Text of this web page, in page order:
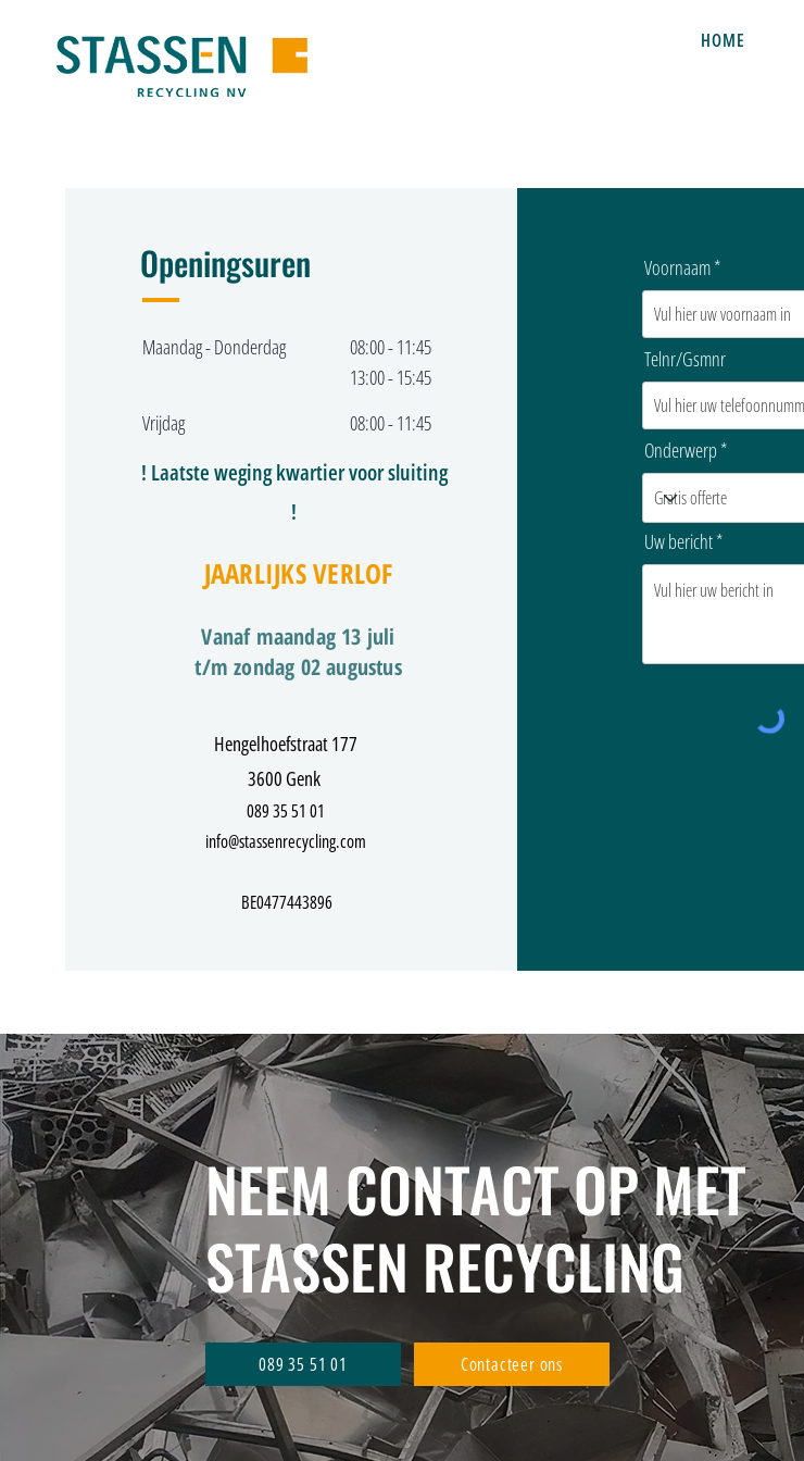
HOME
Openingsuren
Maandag - Donderdag
08:00 - 11:45
13:00 - 15:45
Vrijdag
08:00 - 11:45
! Laatste weging kwartier voor sluiting
!
JAARLIJKS VERLOF
Vanaf maandag 13 juli
t/m zondag 02 augustus
Hengelhoefstraat 177
3600 Genk
089 35 51 01
info@stassenrecycling.com
BE0477443896
Voornaam
Telnr/Gsmnr
Onderwerp
Uw bericht
NEEM CONTACT OP MET
STASSEN RECYCLING
089 35 51 01 Contacteer ons